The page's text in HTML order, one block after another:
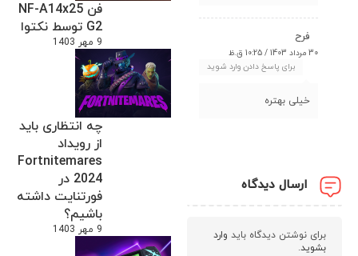
فن NF-A14x25
G2 توسط نکتوا
9 مهر 1403
چه انتظاری باید
از رویداد
Fortnitemares
2024 در
فورتنایت داشته
باشیم؟
9 مهر 1403
فرح
30 مرداد 1403 / 10:25 ق.ظ
برای پاسخ دادن وارد شوید
خیلی بهتره
ارسال دیدگاه
برای نوشتن دیدگاه باید وارد
بشوید.